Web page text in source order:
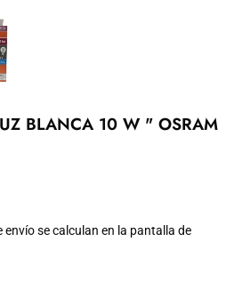
BLANCA 10 W " OSRAM
envíose calculan en la pantalla de